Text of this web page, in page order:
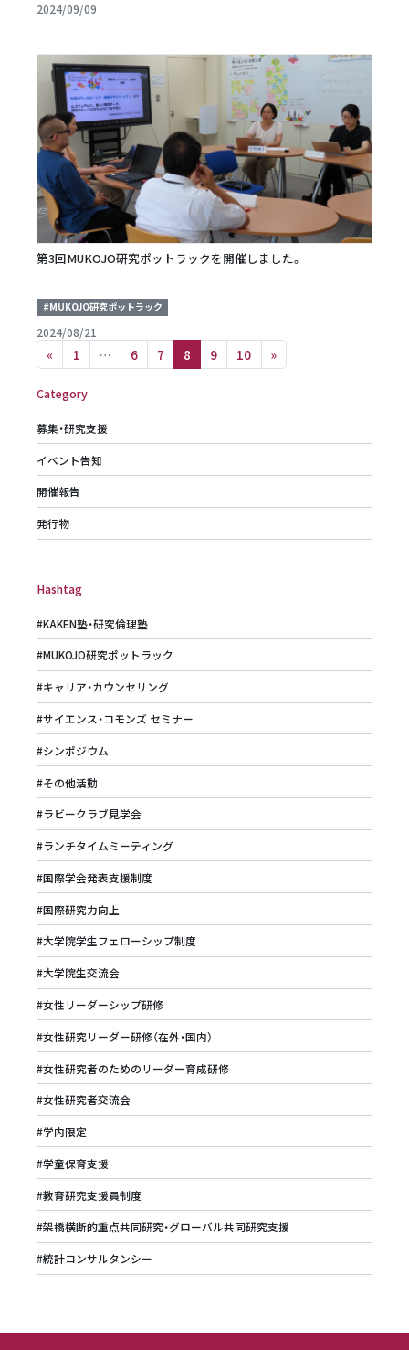
2024/09/09
第3回MUKOJO研究ポットラックを開催しました。
#MUKOJO研究ポットラック
2024/08/21
Posts navigation
« 1 … 6 7 8 9 10 »
Category
募集・研究支援
イベント告知
開催報告
発行物
Hashtag
#KAKEN塾・研究倫理塾
#MUKOJO研究ポットラック
#キャリア・カウンセリング
#サイエンス・コモンズ セミナー
#シンポジウム
#その他活動
#ラビークラブ見学会
#ランチタイムミーティング
#国際学会発表支援制度
#国際研究力向上
#大学院学生フェローシップ制度
#大学院生交流会
#女性リーダーシップ研修
#女性研究リーダー研修（在外・国内）
#女性研究者のためのリーダー育成研修
#女性研究者交流会
#学内限定
#学童保育支援
#教育研究支援員制度
#架橋横断的重点共同研究・グローバル共同研究支援
#統計コンサルタンシー